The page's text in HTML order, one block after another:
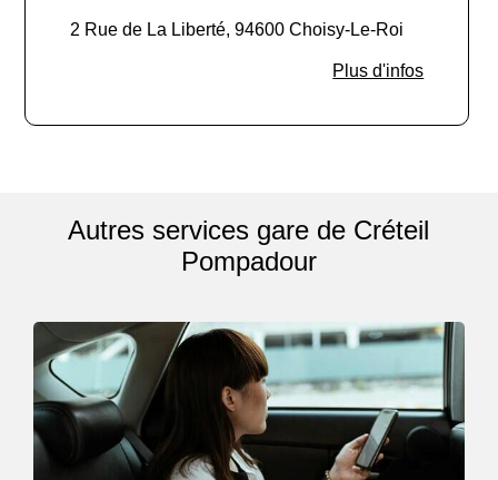
2 Rue de La Liberté, 94600 Choisy-Le-Roi
Plus d'infos
Autres services gare de Créteil
Pompadour